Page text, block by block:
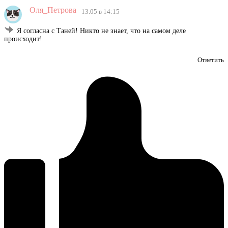
Оля_Петрова 13.05 в 14:15
Я согласна с Таней! Никто не знает, что на самом деле
происходит!
Ответить